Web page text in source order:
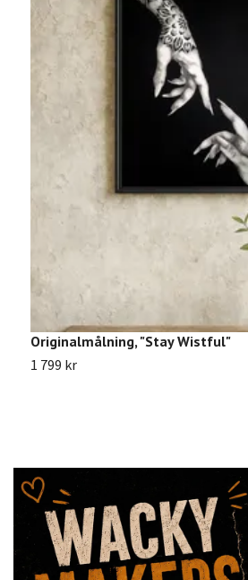
Originalmålning, "Stay Wistful"
1 799 kr